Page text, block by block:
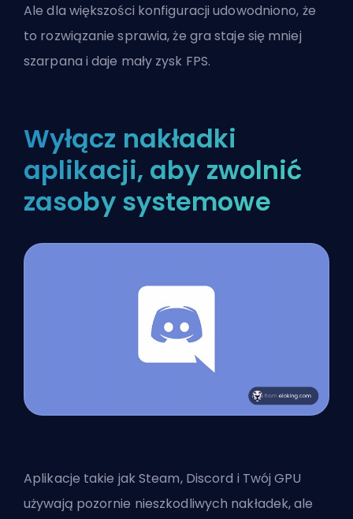
Ale dla większości konfiguracji udowodniono, że
to rozwiązanie sprawia, że gra staje się mniej
szarpana i daje mały zysk FPS.
Wyłącz nakładki
aplikacji, aby zwolnić
zasoby systemowe
Aplikacje takie jak Steam, Discord i Twój GPU
używają pozornie nieszkodliwych nakładek, ale